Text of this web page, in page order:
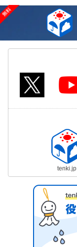
tenki.jp